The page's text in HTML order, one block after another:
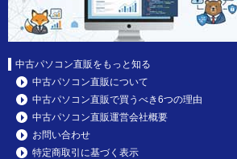
中古パソコン直販をもっと知る
中古パソコン直販について
中古パソコン直販で買うべき6つの理由
中古パソコン直販運営会社概要
お問い合わせ
特定商取引に基づく表示